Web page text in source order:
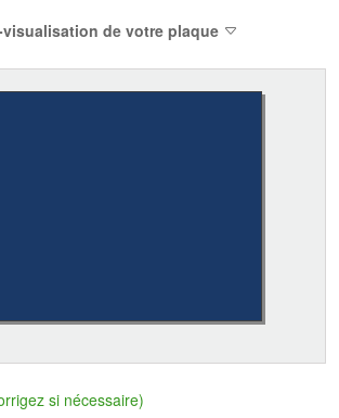
visualisation de votre plaque
si nécessaire)